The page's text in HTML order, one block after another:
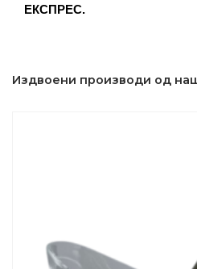
ЕКСПРЕС.
Издвоени производи од